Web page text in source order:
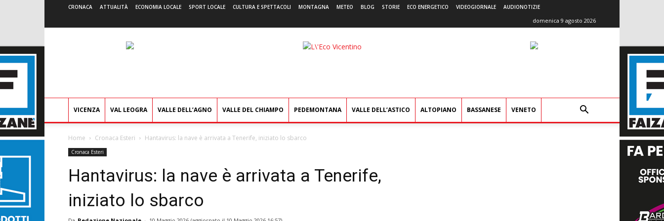
CRONACA ATTUALITÀ ECONOMIA LOCALE SPORT LOCALE CULTURA E SPETTACOLI MONTAGNA METEO BLOG STORIE ECO ENERGETICO VIDEOGIORNALE AUDIONOTIZIE
domenica 9 agosto 2026
L'Eco
VICENZA VAL LEOGRA VALLE DELL’AGNO VALLE DEL CHIAMPO PEDEMONTANA VALLE DELL’ASTICO ALTOPIANO BASSANESE VENETO
Home Cronaca Esteri Hantavirus: la nave è arrivata a Tenerife, iniziato lo sbarco
Cronaca Esteri
Hantavirus: la nave è arrivata a Tenerife,
iniziato lo sbarco